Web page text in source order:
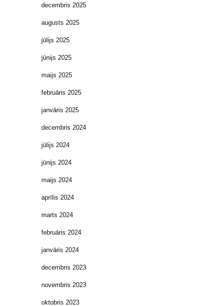
decembris 2025
augusts 2025
jūlijs 2025
jūnijs 2025
maijs 2025
februāris 2025
janvāris 2025
decembris 2024
jūlijs 2024
jūnijs 2024
maijs 2024
aprīlis 2024
marts 2024
februāris 2024
janvāris 2024
decembris 2023
novembris 2023
oktobris 2023